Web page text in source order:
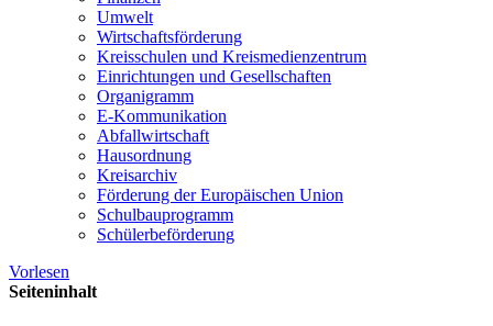
Umwelt
Wirtschaftsförderung
Kreisschulen und Kreismedienzentrum
Einrichtungen und Gesellschaften
Organigramm
E-Kommunikation
Abfallwirtschaft
Hausordnung
Kreisarchiv
Förderung der Europäischen Union
Schulbauprogramm
Schülerbeförderung
Vorlesen
Seiteninhalt